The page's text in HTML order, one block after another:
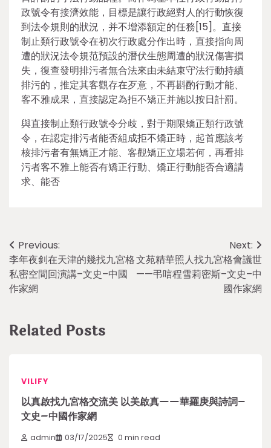
政號令有接濟效能，目標是讓行政絕對人的行動恢復
到法令規則的狀況，并不增添額定的任務[15]。直接
制止類行政號令在初次行政處分作出時，直接指向周
遭的狀況法令規范預設的潛伏生態周遭的狀況傷害損
失，復查發明排污者無合法來由未結束守法行動持續
排污的，推定其客觀存在歹意，不再斟酌行動才能、
客不雅成果，直接認定為拒不矯正并施以按日計罰。
與直接制止類行政號令分歧，對于期限矯正類行政號
令，在認定排污者能否組成拒不矯正時，起首應該考
核排污者有無矯正才能、客觀矯正立場若何，再看排
污者客不雅上能否有矯正行動、矯正行動能否合適請
求、能否
Post
navigation
Previous:
李年夜釗在天津的幾找九宮格
私密空間回演講–文史–中國
作家網
Next:
文苑精華照人找九宮格會議世
——弔唁程雪莉密斯–文史–中
國作家網
Related Posts
VILIFY
以真啟找九宮格交流美 以美啟真——華羅庚與詩詞–
文史–中國作家網
admin 03/17/2025 0 min read